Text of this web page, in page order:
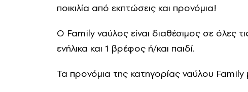
ποικιλία από εκπτώσεις και προνόμια!
Ο Family ναύλος είναι διαθέσιμος σε όλες
ενήλικα και 1 βρέφος ή/και παιδί.
Τα προνόμια της κατηγορίας ναύλου Family